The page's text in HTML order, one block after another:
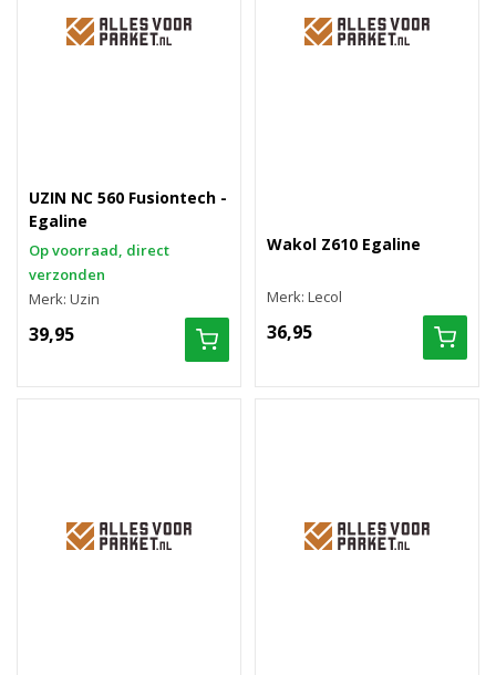
UZIN NC 560 Fusiontech -
Egaline
Op voorraad, direct
verzonden
Merk: Uzin
39,95
Wakol Z610 Egaline
Merk: Lecol
36,95